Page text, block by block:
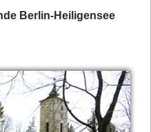
Berlin-Heiligensee